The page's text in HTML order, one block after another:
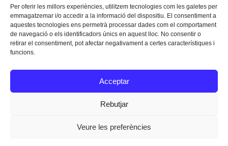
Per oferir les millors experiències, utilitzem tecnologies com les galetes per
emmagatzemar i/o accedir a la informació del dispositiu. El consentiment a
aquestes tecnologies ens permetrà processar dades com el comportament
de navegació o els identificadors únics en aquest lloc. No consentir o
retirar el consentiment, pot afectar negativament a certes característiques i
funcions.
Acceptar
Rebutjar
Veure les preferències
Instagram
Facebook
Twitter
Texts Legals